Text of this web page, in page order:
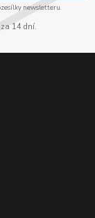
newsletteru.
14 dní.